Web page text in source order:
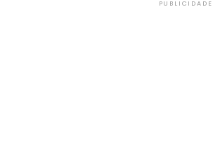
PUBLICIDADE